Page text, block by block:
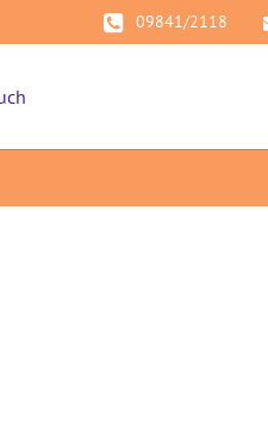
09841/2118